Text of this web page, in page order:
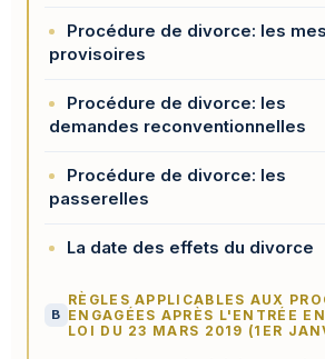
Procédure de divorce: les
provisoires
Procédure de divorce: les
demandes reconventionnelles
Procédure de divorce: les
passerelles
La date des effets du divorce
B
RÈGLES APPLICABLES AUX
ENGAGÉES APRÈS L'ENTRÉE
LOI DU 23 MARS 2019 (1ER